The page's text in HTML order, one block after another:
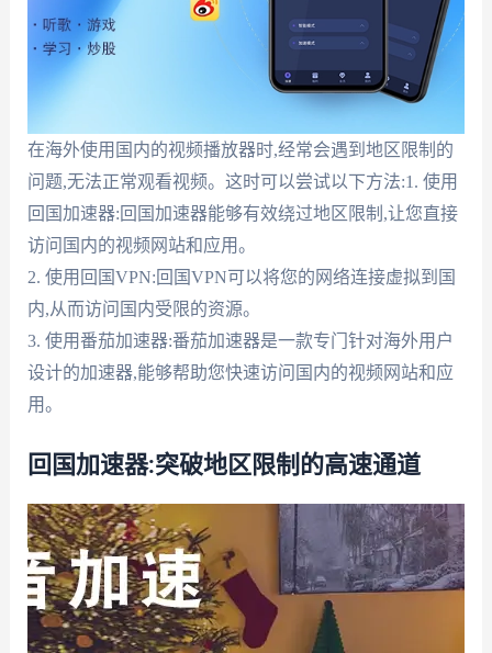
在海外使用国内的视频播放器时,经常会遇到地区限制的
问题,无法正常观看视频。这时可以尝试以下方法:1. 使用
回国加速器:回国加速器能够有效绕过地区限制,让您直接
访问国内的视频网站和应用。
2. 使用回国VPN:回国VPN可以将您的网络连接虚拟到国
内,从而访问国内受限的资源。
3. 使用番茄加速器:番茄加速器是一款专门针对海外用户
设计的加速器,能够帮助您快速访问国内的视频网站和应
用。
回国加速器:突破地区限制的高速通道